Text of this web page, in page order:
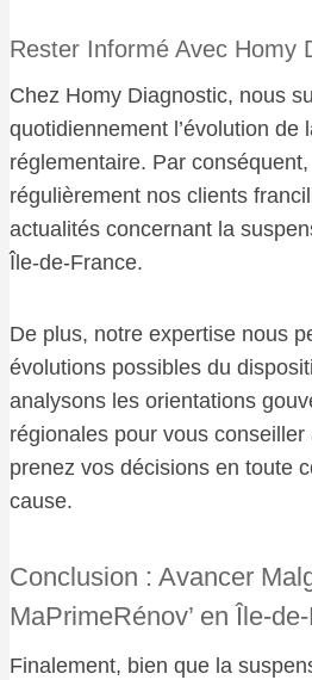
Rester Informé Avec Homy
Chez Homy Diagnostic, nous
quotidiennement l’évolution de
réglementaire. Par
régulièrement nos clients
actualités concernant la
Île-de-France.
De plus, notre expertise nous
évolutions possibles du
analysons les orientations
régionales pour vous
prenez vos décisions en toute
cause.
Conclusion : Avancer
MaPrimeRénov’ en Île-
Finalement, bien que la